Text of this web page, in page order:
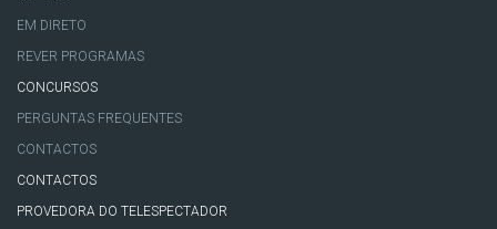
EM DIRETO
REVER PROGRAMAS
CONCURSOS
PERGUNTAS FREQUENTES
CONTACTOS
CONTACTOS
PROVEDORA DO TELESPECTADOR